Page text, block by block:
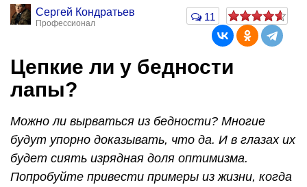
Сергей Кондратьев
Профессионал
11
Цепкие ли у бедности
лапы?
Можно ли вырваться из бедности? Многие
будут упорно доказывать, что да. И в глазах их
будет сиять изрядная доля оптимизма.
Попробуйте привести примеры из жизни, когда